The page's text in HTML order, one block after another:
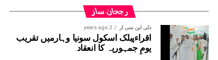
رجحان ساز
دلی این سی آر 2 years ago
اقراءپبلک اسکول سونیا وہارمیں تقریب
یومِ جمہوریہ کا انعقاد